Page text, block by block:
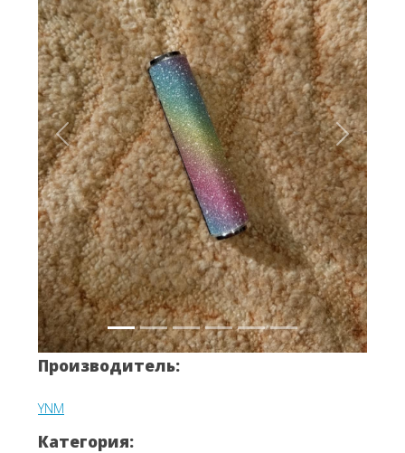
Вперёд Назад
Производитель:
YNM
Категория: